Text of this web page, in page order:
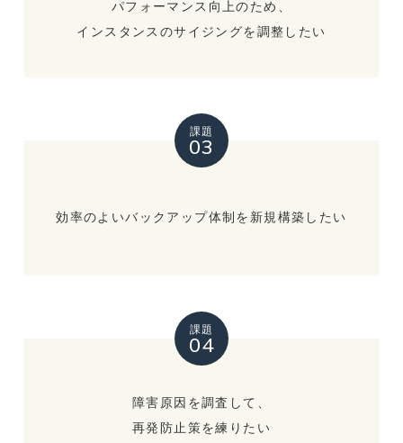
パフォーマンス向上のため、
インスタンスのサイジングを調整したい
課題
03
効率のよいバックアップ体制を新規構築したい
課題
04
障害原因を調査して、
再発防止策を練りたい